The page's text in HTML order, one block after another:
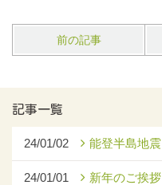
前の記事
記事一覧
24/01/02 能登半島地震
24/01/01 新年のご挨拶